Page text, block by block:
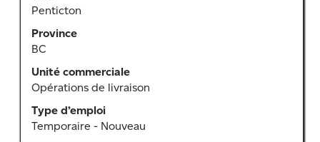
Penticton
Province
BC
Unité commerciale
Opérations de livraison
Type d’emploi
Temporaire - Nouveau
barre
pour
afficher
tout
le
contenu
des
renseignements